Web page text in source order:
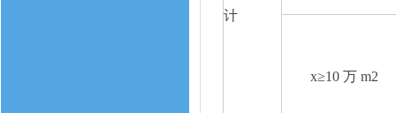
计
x≥10 万 m2